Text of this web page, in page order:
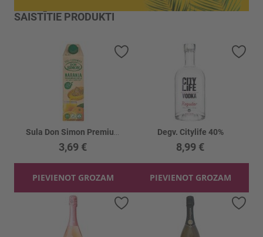
SAISTĪTIE PRODUKTI
3,69 €
PIEVIENOT GROZAM
Pievienot vēlmju sarakstam
Degv. Citylife 40%
8,99 €
PIEVIENOT GROZAM
Pievienot vēlmju sarakstam